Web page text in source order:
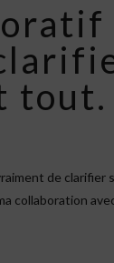
tout.
de clarifier
collaboration